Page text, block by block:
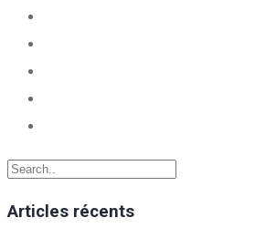
Articles récents